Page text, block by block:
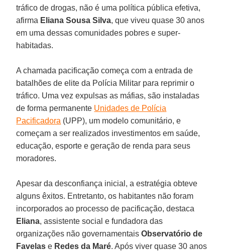
tráfico de drogas, não é uma política pública efetiva,
afirma Eliana Sousa Silva, que viveu quase 30 anos
em uma dessas comunidades pobres e super-
habitadas.
A chamada pacificação começa com a entrada de
batalhões de elite da Polícia Militar para reprimir o
tráfico. Uma vez expulsas as máfias, são instaladas
de forma permanente Unidades de Polícia
Pacificadora (UPP), um modelo comunitário, e
começam a ser realizados investimentos em saúde,
educação, esporte e geração de renda para seus
moradores.
Apesar da desconfiança inicial, a estratégia obteve
alguns êxitos. Entretanto, os habitantes não foram
incorporados ao processo de pacificação, destaca
Eliana, assistente social e fundadora das
organizações não governamentaisObservatório de
Favelas e Redes da Maré. Após viver quase 30 anos